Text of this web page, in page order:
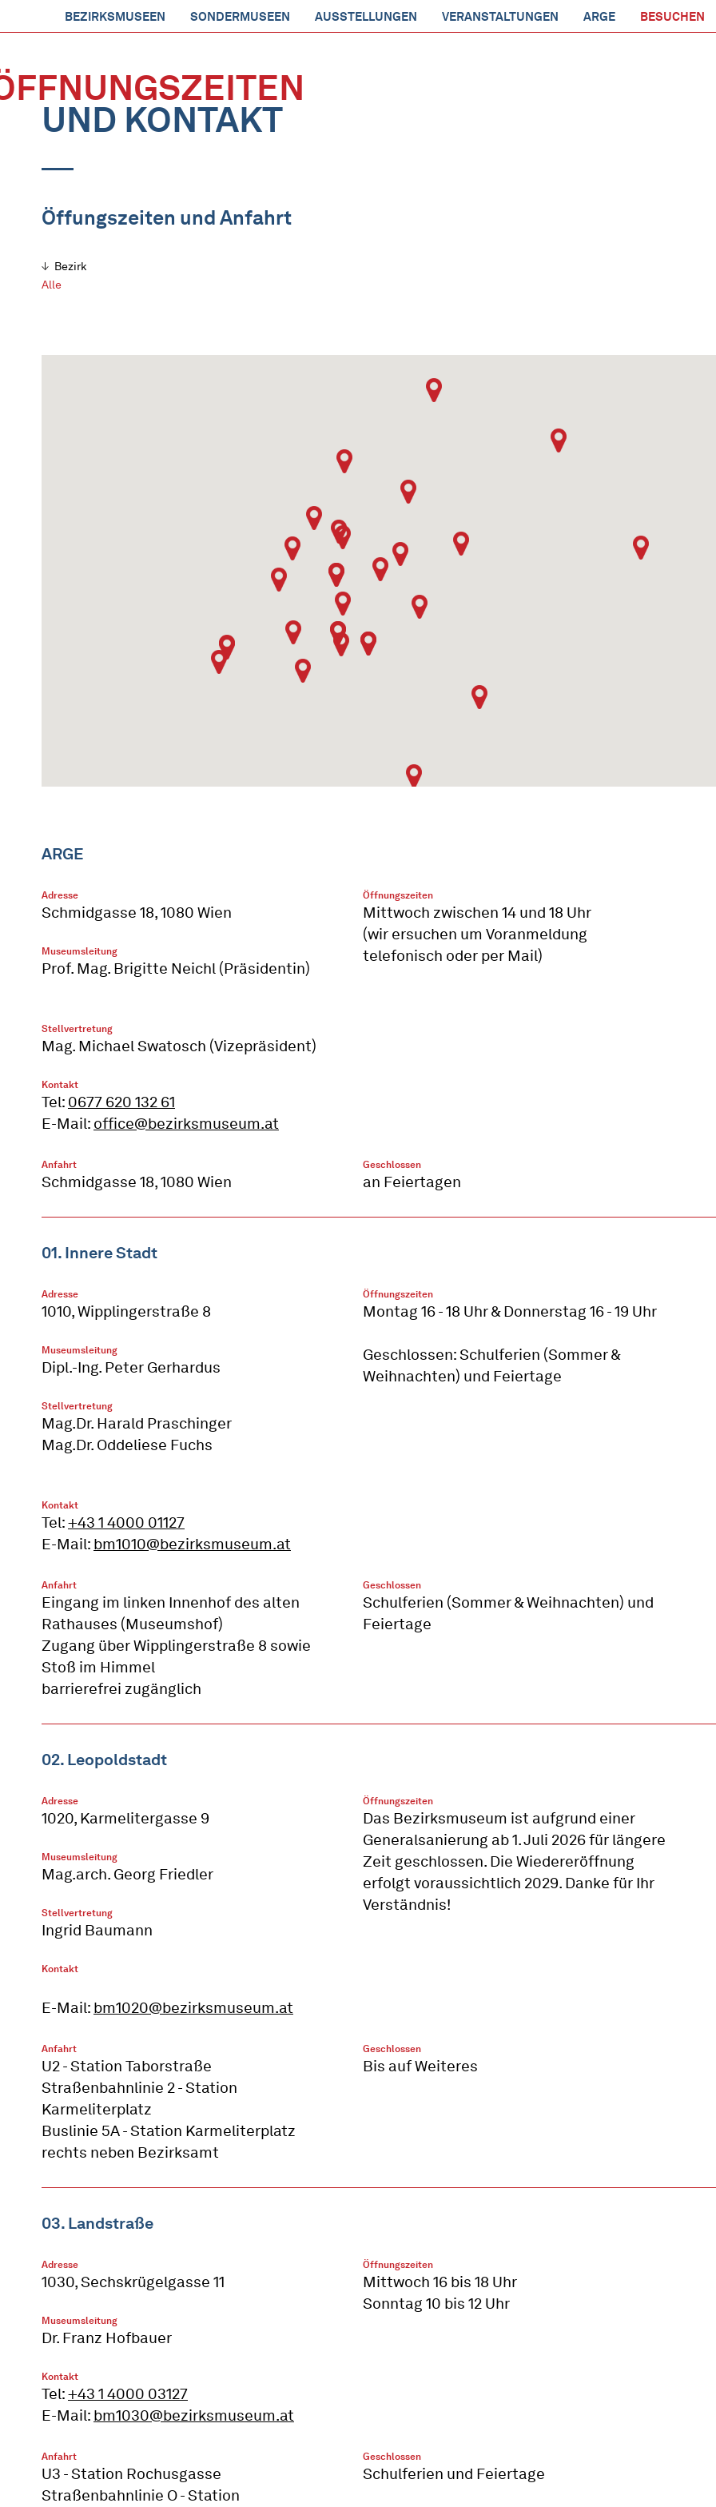
BEZIRKSMUSEEN SONDERMUSEEN AUSSTELLUNGEN VERANSTALTUNGEN ARGE BESUCHEN
UND KONTAKT
Öffungszeiten und Anfahrt
Bezirk
Alle
ARGE
Adresse
Schmidgasse 18, 1080 Wien
Museumsleitung
Prof. Mag. Brigitte Neichl (Präsidentin)
Stellvertretung
Mag. Michael Swatosch (Vizepräsident)
Kontakt
Tel: 0677 620 132 61
E-Mail: office@bezirksmuseum.at
Öffnungszeiten
Mittwoch zwischen 14 und 18 Uhr
(wir ersuchen um Voranmeldung
telefonisch oder per Mail)
Anfahrt
Schmidgasse 18, 1080 Wien
Geschlossen
an Feiertagen
01. Innere Stadt
Adresse
1010, Wipplingerstraße 8
Museumsleitung
Dipl.-Ing. Peter Gerhardus
Stellvertretung
Mag.Dr. Harald Praschinger
Mag.Dr. Oddeliese Fuchs
Kontakt
Tel:+43 1 4000 01127
E-Mail: bm1010@bezirksmuseum.at
Öffnungszeiten
Montag 16 - 18 Uhr & Donnerstag 16 - 19 Uhr
Geschlossen: Schulferien (Sommer &
Weihnachten) und Feiertage
Anfahrt
Eingang im linken Innenhof des alten
Rathauses (Museumshof)
Zugang über Wipplingerstraße 8 sowie
Stoß im Himmel
barrierefrei zugänglich
Geschlossen
Schulferien (Sommer & Weihnachten) und
Feiertage
02. Leopoldstadt
Adresse
1020, Karmelitergasse 9
Museumsleitung
Mag.arch. Georg Friedler
Stellvertretung
Ingrid Baumann
Kontakt
E-Mail: bm1020@bezirksmuseum.at
Öffnungszeiten
Das Bezirksmuseum ist aufgrund einer
Generalsanierung ab 1. Juli 2026 für längere
Zeit geschlossen. Die Wiedereröffnung
erfolgt voraussichtlich 2029. Danke für Ihr
Verständnis!
Anfahrt
U2 - Station Taborstraße
Straßenbahnlinie 2 - Station
Karmeliterplatz
Buslinie 5A - Station Karmeliterplatz
rechts neben Bezirksamt
Geschlossen
Bis auf Weiteres
03. Landstraße
Adresse
1030, Sechskrügelgasse 11
Museumsleitung
Dr. Franz Hofbauer
Kontakt
Tel:+43 1 4000 03127
E-Mail: bm1030@bezirksmuseum.at
Öffnungszeiten
Mittwoch 16 bis 18 Uhr
Sonntag 10 bis 12 Uhr
Anfahrt
U3 - Station Rochusgasse
Straßenbahnlinie O - Station
Geschlossen
Schulferien und Feiertage